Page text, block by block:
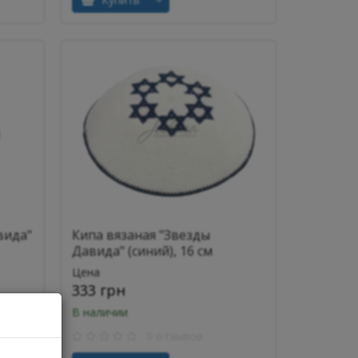
Кипа вязаная "Звезды
Давида" (синий), 16 см
Цена
333 грн
В наличии